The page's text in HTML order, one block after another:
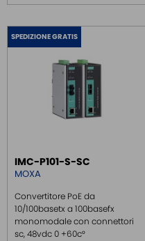
SPEDIZIONE GRATIS
IMC-P101-S-SC
MOXA
Convertitore PoE da
10/100basetx a 100basefx
monomodale con connettori
sc, 48vdc 0 +60c°